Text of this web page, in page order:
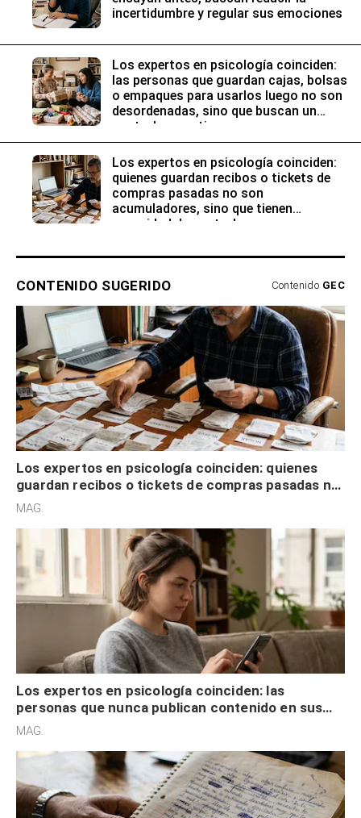
incertidumbre y regular sus emociones
Los expertos en psicología coinciden:
las personas que guardan cajas, bolsas
o empaques para usarlos luego no son
desordenadas, sino que buscan un
control preventivo
Los expertos en psicología coinciden:
quienes guardan recibos o tickets de
compras pasadas no son
acumuladores, sino que tienen
necesidad de control
CONTENIDO SUGERIDO Contenido GEC
Los expertos en psicología coinciden: quienes
guardan recibos o tickets de compras pasadas no
son acumuladores, sino que tienen necesidad de
MAG.
Los expertos en psicología coinciden: las
personas que nunca publican contenido en sus
redes sociales no pretenden buscar validación
MAG.